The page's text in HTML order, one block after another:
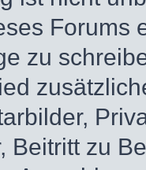
Forums
zu
Beitritt zu